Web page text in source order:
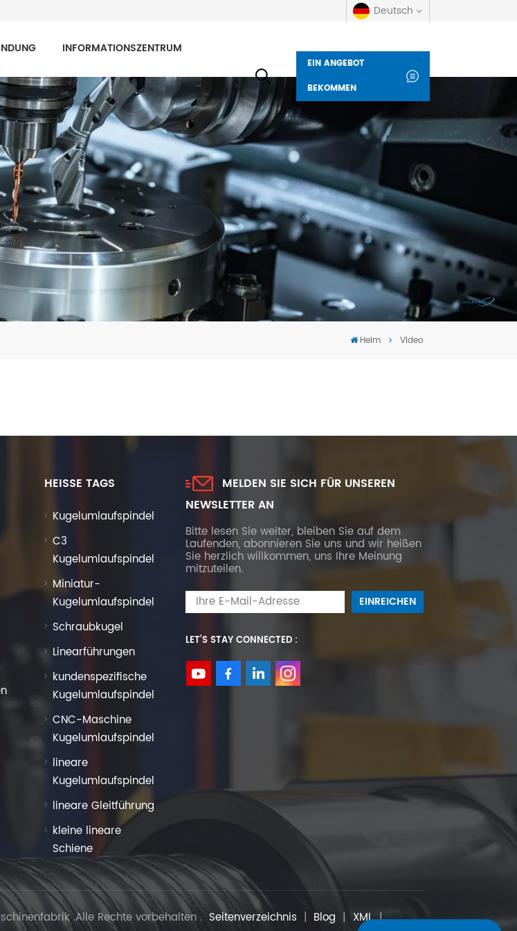
Deutsch
русский
español
العربية
Deutsch
italiano
français
Indonesia
INFORMATIONSZENTRUM
EIN ANGEBOT
BEKOMMEN
Heim Video
HEISSE TAGS
Kugelumlaufspindel
C3
Kugelumlaufspindel
Miniatur-
Kugelumlaufspindel
Schraubkugel
Linearführungen
kundenspezifische
Kugelumlaufspindel
CNC-Maschine
Kugelumlaufspindel
lineare
Kugelumlaufspindel
lineare Gleitführung
kleine lineare
Schiene
MELDEN SIE SICH FÜR UNSEREN
NEWSLETTER AN
Bitte lesen Sie weiter, bleiben Sie auf dem
Laufenden, abonnieren Sie uns und wir heißen
Sie herzlich willkommen, uns Ihre Meinung
mitzuteilen.
LET’S STAY CONNECTED :
.Alle Rechte vorbehalten . Seitenverzeichnis | Blog | XML|